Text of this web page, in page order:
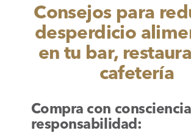
Consejos para
desperdicio
en tu bar,
cafetería
Compra con
responsabilidad: